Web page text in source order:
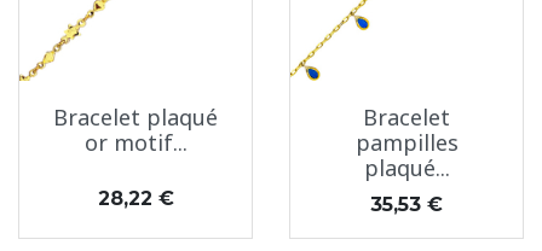
Bracelet plaqué
or motif...
Prix
28,22 €
Bracelet
pampilles
plaqué...
Prix
35,53 €